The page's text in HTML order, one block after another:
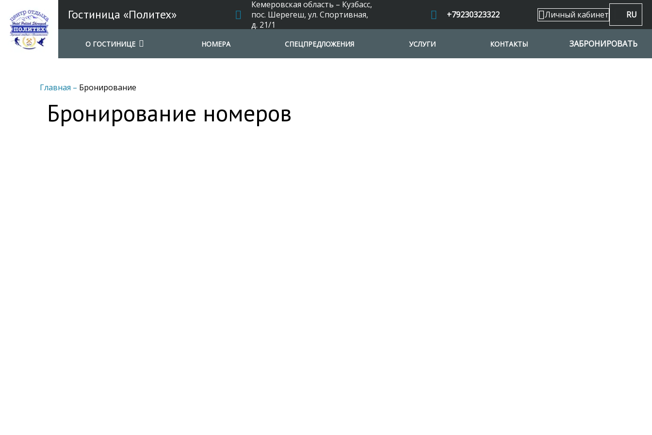
Гостиница «Политех»
Кемеровская область – Кузбасс,
пос. Шерегеш, ул. Спортивная,
д. 21/1
+79230323322 Личный кабинет RU
О ГОСТИНИЦЕ НОМЕРА СПЕЦПРЕДЛОЖЕНИЯ УСЛУГИ КОНТАКТЫ ЗАБРОНИРОВАТЬ
Главная – Бронирование
Бронирование номеров